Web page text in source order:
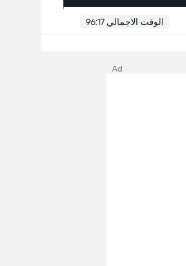
الوقت الاجمالي 96:17
Ad